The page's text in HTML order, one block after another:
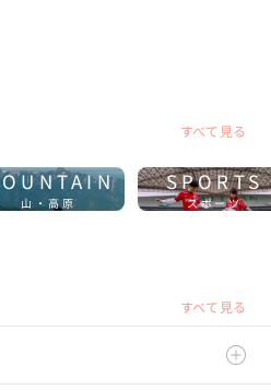
すべて見る
山・高原
SPORTS
スポーツ
すべて見る